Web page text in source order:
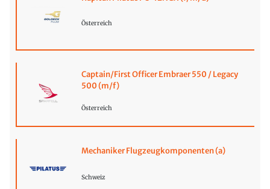
Österreich
Captain/First Officer Embraer 550 / Legacy
500 (m/f)
Österreich
Mechaniker Flugzeugkomponenten (a)
Schweiz